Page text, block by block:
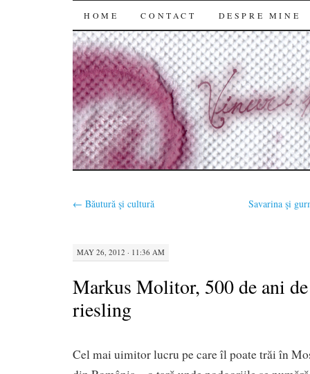
SKIP
TO
CONTENT
HOME CONTACT DESPRE MINE
← Băutură şi cultură Savarina şi
MAY 26, 2012 · 11:36 AM
Markus Molitor, 500 de ani
riesling
Cel mai uimitor lucru pe care îl poate trăi în